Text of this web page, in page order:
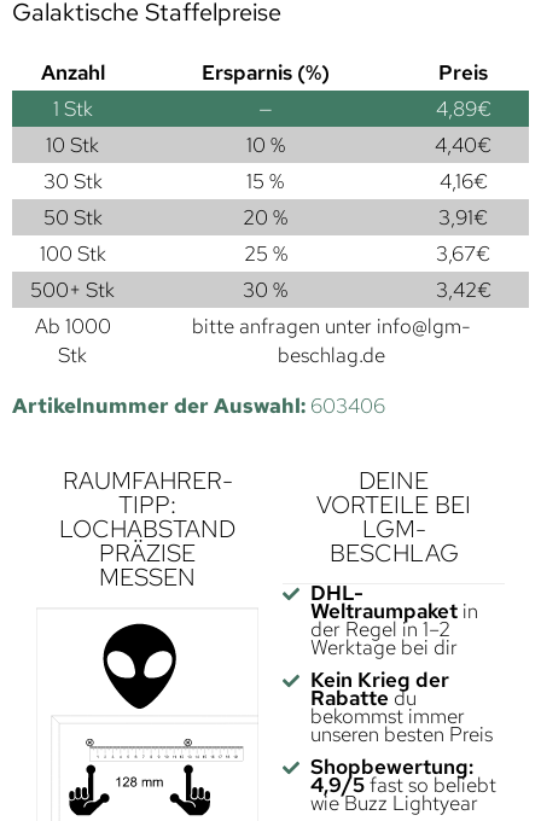
Galaktische Staffelpreise
Anzahl Ersparnis (%)
Preis
1 Stk — 4,89€
10 Stk
10 % 4,40€
30 Stk
15 % 4,16€
50 Stk
20 % 3,91€
100 Stk
25 % 3,67€
500+ Stk
30 % 3,42€
Ab 1000
Stk
bitte anfragen unter info@lgm-
beschlag.de
Artikelnummer der Auswahl: 603406
RAUMFAHRER-
TIPP:
LOCHABSTAND
PRÄZISE
MESSEN
DEINE
VORTEILE BEI
LGM-
BESCHLAG
DHL-
Weltraumpaketin
der Regel in 1–2
Werktage bei dir
Kein Krieg der
Rabatte du
bekommst immer
unseren besten Preis
Shopbewertung:
4,9/5fast so beliebt
wie Buzz Lightyear